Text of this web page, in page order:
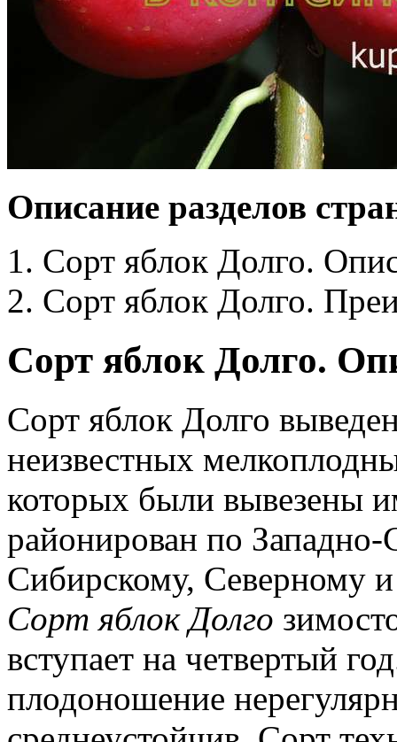
Описание разделов
1. Сорт яблок Долго.
2. Сорт яблок Долго.
Сорт яблок Долго.
Сорт яблок Долго
неизвестных
которых были вывезены
районирован по
Сибирскому, Северному
Сорт яблок Долго
вступает на четвертый
плодоношение